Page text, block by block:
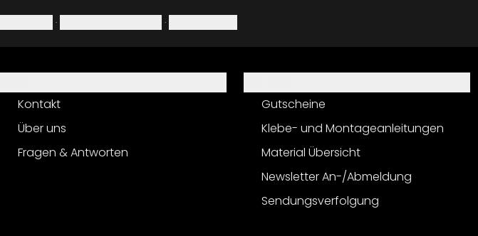
· ·
Kontakt
Über uns
Fragen & Antworten
Gutscheine
Klebe- und Montageanleitungen
Material Übersicht
Newsletter An-/Abmeldung
Sendungsverfolgung